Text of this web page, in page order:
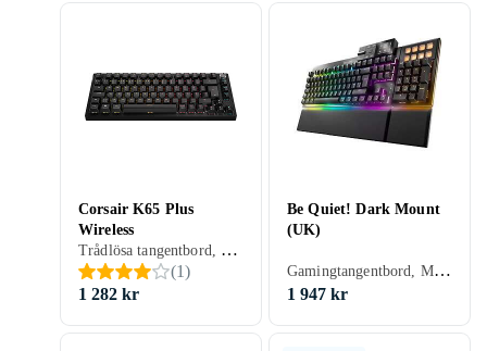
Corsair K65 Plus
Wireless
Trådlösa tangentbord, Tangentbord med kabel, Gamingtangentbord, Mekaniska tangentbord, Mekaniskt, Cherry MX Red, Engelsk, Mac, 75%
(1)
1 282 kr
Be Quiet! Dark Mount
(UK)
Gamingtangentbord, Mekaniska tangentbord, Mekaniskt, Engelsk, Ergonomiskt
1 947 kr